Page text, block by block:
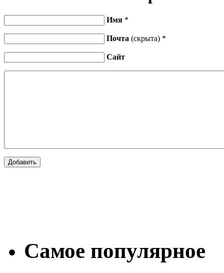
Имя *
Почта (скрыта) *
Сайт
Самое популярное